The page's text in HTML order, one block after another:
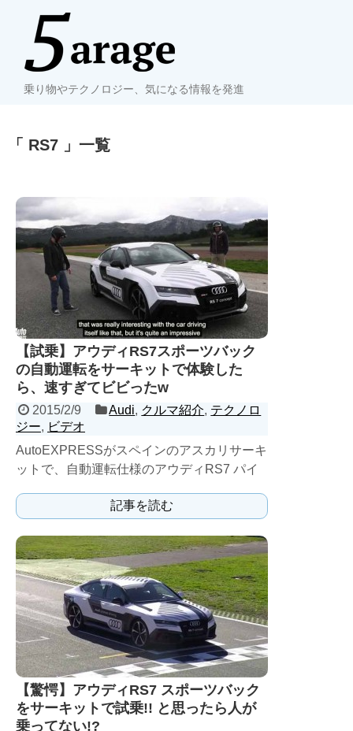
乗り物やテクノロジー、気になる情報を発進
「 RS7 」一覧
【試乗】アウディRS7スポーツバック
の自動運転をサーキットで体験した
ら、速すぎてビビったw
2015/2/9 Audi, クルマ紹介, テクノロ
ジー, ビデオ
AutoEXPRESSがスペインのアスカリサーキ
ットで、自動運転仕様のアウディRS7 パイ
記事を読む
【驚愕】アウディRS7 スポーツバック
をサーキットで試乗!! と思ったら人が
乗ってない!?